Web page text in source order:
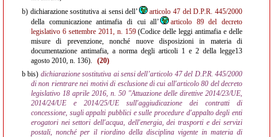
b) dichiarazione sostitutiva ai sensi dell’
articolo 47 del D.P.R. 445/2000
della comunicazione antimafia di cui all’
articolo 89 del decreto
legislativo 6 settembre 2011, n. 159(Codice delle leggi antimafia e delle
misure di prevenzione, nonché nuove disposizioni in materia di
documentazione antimafia, a norma degli articoli 1 e 2 della legge13
agosto 2010, n. 136).
(20)
b bis) dichiarazione sostitutiva ai sensi dell’articolo 47 del D.P.R. 445/2000
di non rientrare nei motivi di esclusione di cui all'articolo 80 del decreto
legislativo 18 aprile 2016, n. 50 "Attuazione delle direttive 2014/23/UE,
2014/24/UE e 2014/25/UE sull'aggiudicazione dei contratti di
concessione, sugli appalti pubblici e sulle procedure d'appalto degli enti
erogatori nei settori dell'acqua, dell'energia, dei trasporti e dei servizi
postali, nonché per il riordino della disciplina vigente in materia di